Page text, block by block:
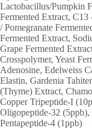
Lactobacillus/Pumpkin
Fermented Extract,
/ Pomegranate
Fermented Extract,
Grape Fermented
Crosspolymer, Yeast
Adenosine, Edelweiss
Elastin, Gardenia
(Thyme) Extract,
Copper Tripeptide-I
Oligopeptide-32
Pentapeptide-4 (1ppb)